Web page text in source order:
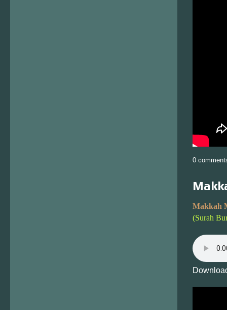
0
Makkah
(Surah